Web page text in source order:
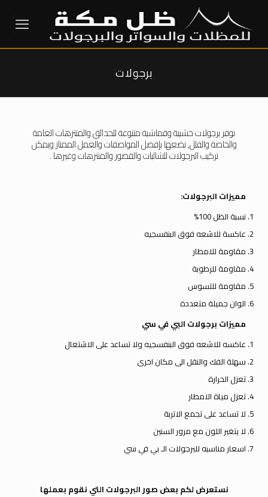
برجولات
نوفر برجولات خشبية وقماشية متنوعة للحدائق والمنتزهات العامة
والخاصة والفلل, نضعها بإفضل المواصفات والعمل الممتاز ويمكن
تركيب البرجولات للشاليات والقصور والمنتزهات وغيرها .
مميزات البرجولات:
نسبة الظل 100%
عاكسة للاشعه فوق البنفسجيه
مقاومة للامطار
مقاومة للرطوبة
مقاومة للتسوس
الوان جميلة متعددة
مميزات برجولات البي في سي
عاكسه للاشعه فوق البنفسجيه ولا تساعد على الاشتعال
سهلة الفك والنقل الى مكان اخرى
تعزل الحرارة
تعزل مياة الامطار
لا تساعد على تجمع الاتربة
لا يتغير اللون مع مرور السنين
اسعار مناسبه للبرجولات الـ بي في سي
نستعرض لكم بعض صور البرجولات التي نقوم بعملها